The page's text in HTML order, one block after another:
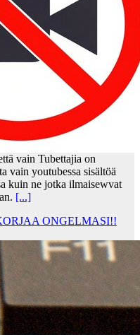
vain Tubettajia on
vain youtubessa sisältöä
kuin ne jotka ilmaisewvat
[...]
ONGELMASI!!